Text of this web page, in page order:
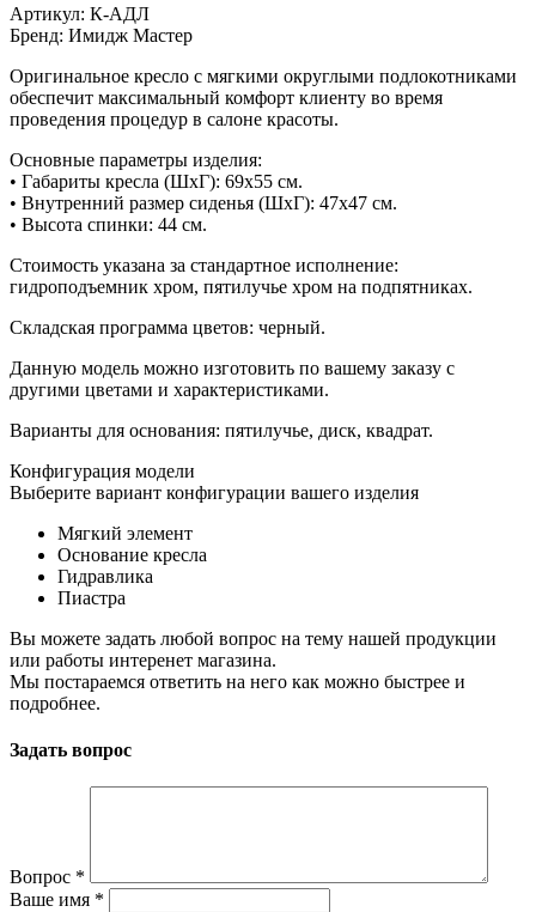
Артикул: К-АДЛ
Бренд: Имидж Мастер
Оригинальное кресло с мягкими округлыми подлокотниками
обеспечит максимальный комфорт клиенту во время
проведения процедур в салоне красоты.
Основные параметры изделия:
• Габариты кресла (ШxГ): 69x55 см.
• Внутренний размер сиденья (ШхГ): 47x47 см.
• Высота спинки: 44 см.
Стоимость указана за стандартное исполнение:
гидроподъемник хром, пятилучье хром на подпятниках.
Складская программа цветов: черный.
Данную модель можно изготовить по вашему заказу с
другими цветами и характеристиками.
Варианты для основания: пятилучье, диск, квадрат.
Конфигурация модели
Выберите вариант конфигурации вашего изделия
Мягкий элемент
Основание кресла
Гидравлика
Пиастра
Вы можете задать любой вопрос на тему нашей продукции
или работы интеренет магазина.
Мы постараемся ответить на него как можно быстрее и
подробнее.
Задать вопрос
Вопрос *
Ваше имя *